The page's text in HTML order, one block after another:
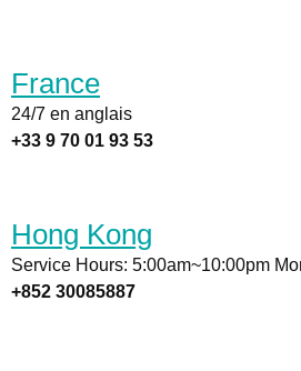
France
24/7 en anglais
+33 9 70 01 93 53
Hong Kong
Service Hours: 5:00am~10:00pm
+852 30085887